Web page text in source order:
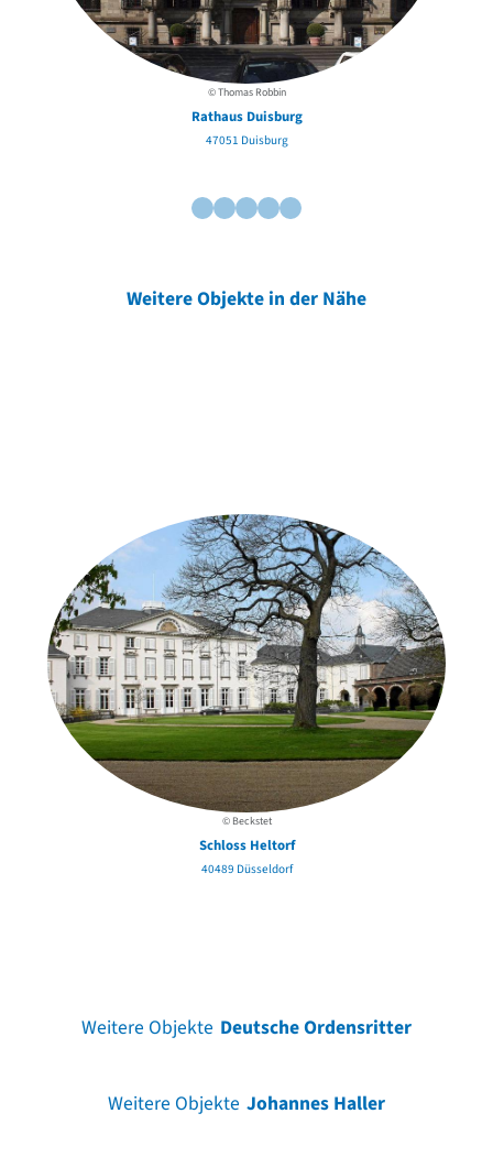
© Thomas Robbin
Rathaus Duisburg
47051 Duisburg
Weitere Objekte in der Nähe
© Beckstet
Schloss Heltorf
40489 Düsseldorf
Weitere Objekte Deutsche Ordensritter
Weitere Objekte Johannes Haller